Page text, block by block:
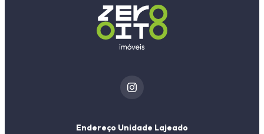
Endereço Unidade Lajeado